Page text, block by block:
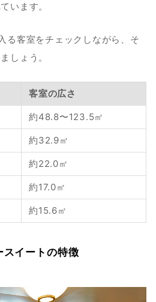
います。
る客室をチェックしながら、そ
しょう。
客室の広さ
約48.8〜123.5㎡
約32.9㎡
約22.0㎡
約17.0㎡
約15.6㎡
スイートの特徴